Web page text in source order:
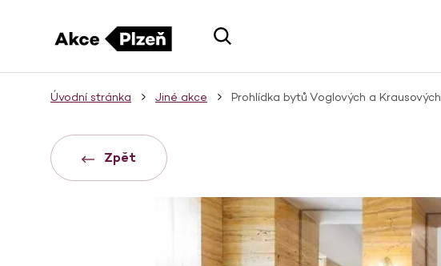
Úvodní stránka Jiné akce Prohlídka bytů Voglových a Krausových
Zpět